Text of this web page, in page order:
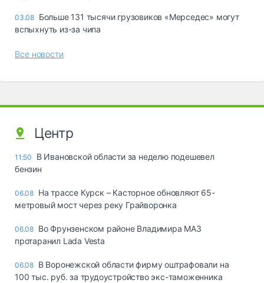
03.08 Больше 131 тысячи грузовиков «Мерседес» могут
вспыхнуть из-за чипа
Все новости
Центр
11:50
В Ивановской области за неделю подешевел
бензин
06.08 На трассе Курск – Касторное обновляют 65-
метровый мост через реку Грайворонка
06.08 Во Фрунзенском районе Владимира МАЗ
протаранил Lada Vesta
06.08 В Воронежской области фирму оштрафовали на
100 тыс. руб. за трудоустройство экс-таможенника